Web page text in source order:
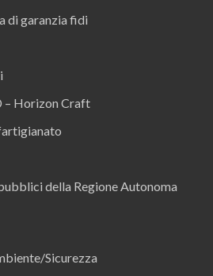
di garanzia fidi
– Horizon Craft
della Regione Autonoma
Sicurezza